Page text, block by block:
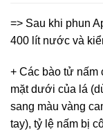
=> Sau khi phun
400 lít nước và
+ Các bào tử nấm
mặt dưới của lá
sang màu vàng
tay), tỷ lệ nấm bị